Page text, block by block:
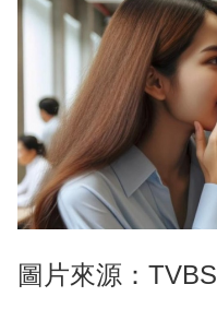
圖片來源：TVBS